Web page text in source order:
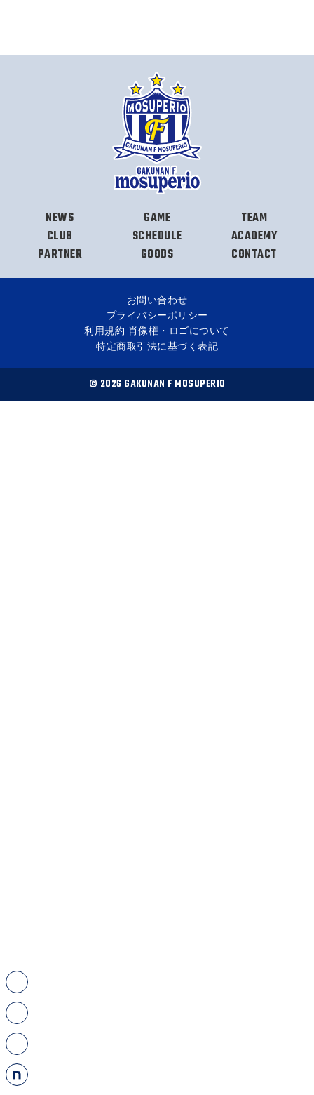
NEWS GAME
TEAM
CLUB
SCHEDULE
ACADEMY
PARTNER
GOODS CONTACT
お問い合わせ
プライバシーポリシー
利用規約 肖像権・ロゴについて
特定商取引法に基づく表記
© 2026 GAKUNAN F MOSUPERIO